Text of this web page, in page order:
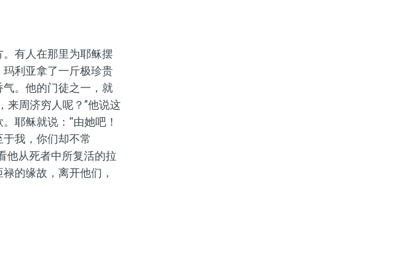
有人在那里为耶稣摆
利亚拿了一斤极珍贵
。他的门徒之一，就
来周济穷人呢？”他说这
耶稣就说：“由她吧！
我，你们却不常
他从死者中所复活的拉
的缘故，离开他们，